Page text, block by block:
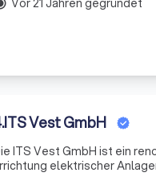
Vor 21 Jahren gegründet
.ITS Vest GmbH
ITS Vest GmbH ist ein
elektrischer